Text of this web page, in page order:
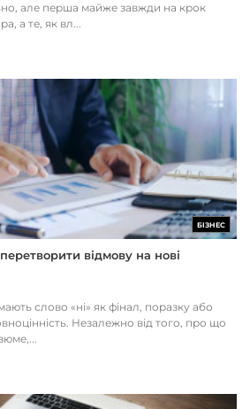
але перша майже завжди на крок
а те, як вл...
БІЗНЕС
відмову на нові
слово «ні» як фінал, поразку або
Незалежно від того, про що